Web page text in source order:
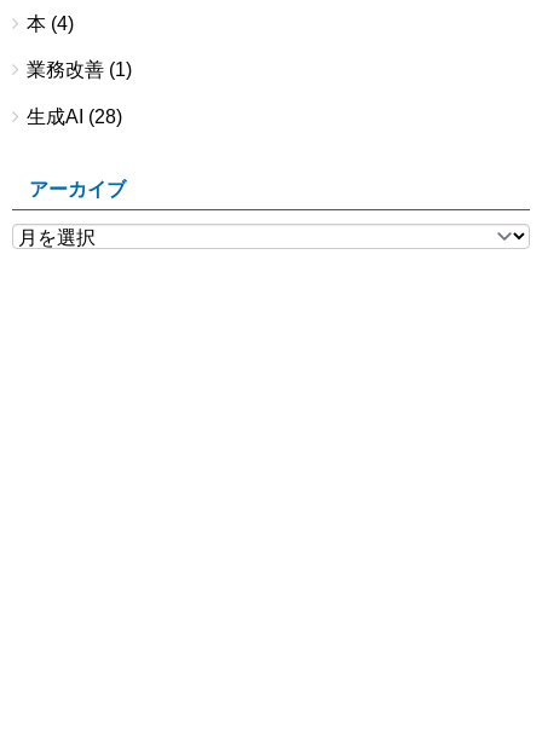
本 (4)
業務改善 (1)
生成AI (28)
アーカイブ